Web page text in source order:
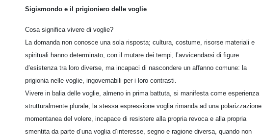
Sigismondo e il prigioniero delle voglie
Cosa significa vivere di voglie?
La domanda non conosce una sola risposta; cultura, costume, risorse materiali e
spirituali hanno determinato, con il mutare dei tempi, l’avvicendarsi di figure
d’esistenza tra loro diverse, ma incapaci di nascondere un affanno comune: la
prigionia nelle voglie, ingovernabili per i loro contrasti.
Vivere in balia delle voglie, almeno in prima battuta, si manifesta come esperienza
strutturalmente plurale; la stessa espressione voglia rimanda ad una polarizzazione
momentanea del volere, incapace di resistere alla propria revoca e alla propria
smentita da parte d’una voglia d’interesse, segno e ragione diversa, quando non